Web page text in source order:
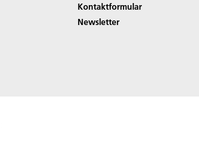
Kontaktformular
Newsletter